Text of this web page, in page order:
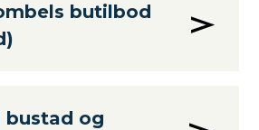
butilbod
bustad og